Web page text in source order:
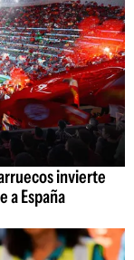
invierte
a España